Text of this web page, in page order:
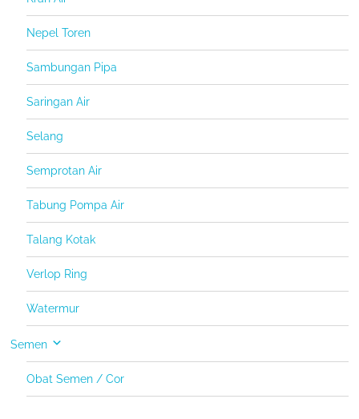
Nepel Toren
Sambungan Pipa
Saringan Air
Selang
Semprotan Air
Tabung Pompa Air
Talang Kotak
Verlop Ring
Watermur
Semen
Obat Semen / Cor